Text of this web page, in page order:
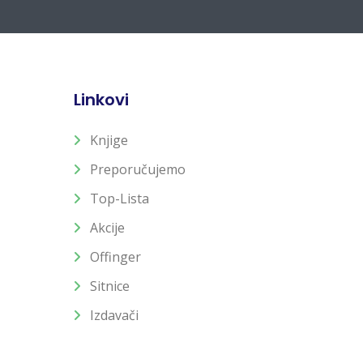
Linkovi
Knjige
Preporučujemo
Top-Lista
Akcije
Offinger
Sitnice
Izdavači